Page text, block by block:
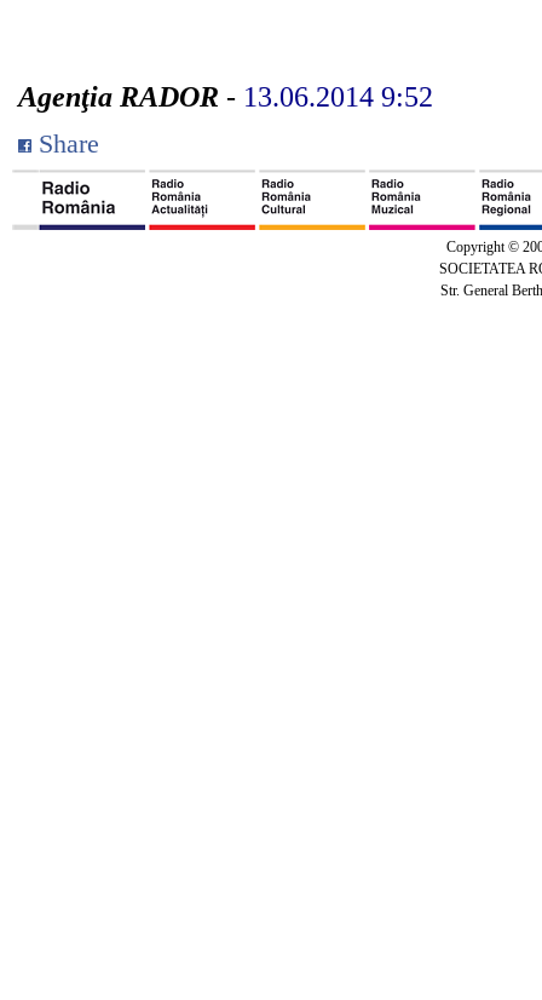
Agenţia RADOR - 13.06.2014 9:52
Share
Copyright ©
SOCIETATEA
Str. General